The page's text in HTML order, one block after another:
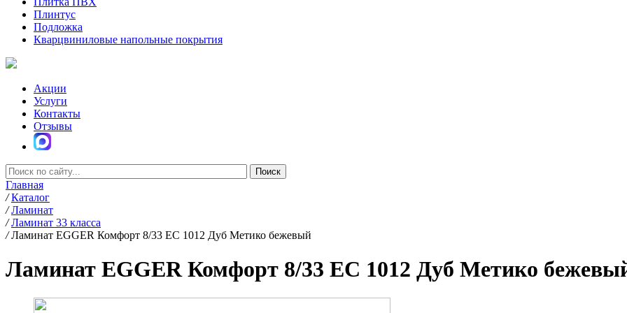
Плинтус
Подложка
Кварцвиниловые напольные покрытия
Акции
Услуги
Контакты
Отзывы
Главная
/ Каталог
/ Ламинат
/ Ламинат 33 класса
/ Ламинат EGGER Комфорт 8/33 EC 1012 Дуб Метико бежевый
Ламинат EGGER Комфорт 8/33 EC 1012 Дуб Метико